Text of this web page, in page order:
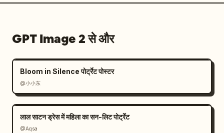
GPT Image 2 से और
Bloom in Silence पोर्ट्रेट पोस्टर
@小小东
लाल साटन ड्रेस में महिला का सन-लिट पोर्ट्रेट
@Aqsa